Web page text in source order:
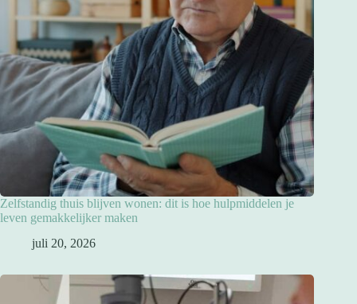
Zelfstandig thuis blijven wonen: dit is hoe hulpmiddelen je
leven gemakkelijker maken
juli 20, 2026